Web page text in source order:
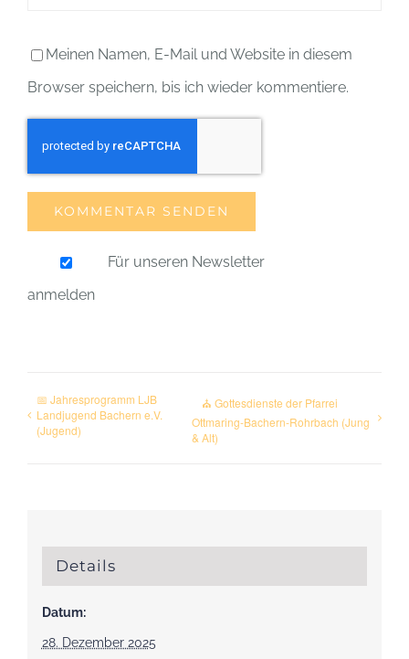
Meinen Namen, E-Mail und Website in diesem
Browser speichern, bis ich wieder kommentiere.
Für unseren Newsletter
anmelden
📅 Jahresprogramm LJB
Landjugend Bachern e.V.
(Jugend)
⛪ Gottesdienste der Pfarrei
Ottmaring-Bachern-Rohrbach (Jung
& Alt)
Details
Datum:
28. Dezember 2025